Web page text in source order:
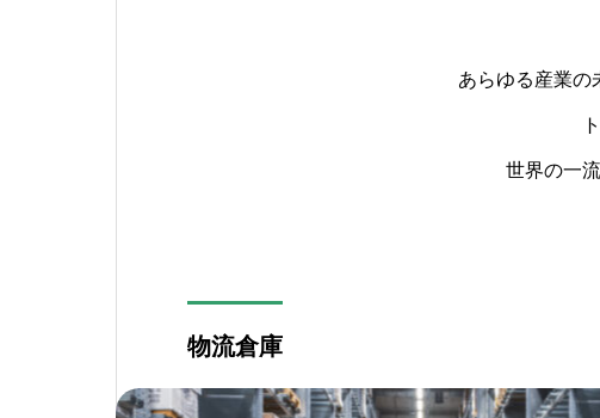
あらゆる産業の
世界の一
物流倉庫